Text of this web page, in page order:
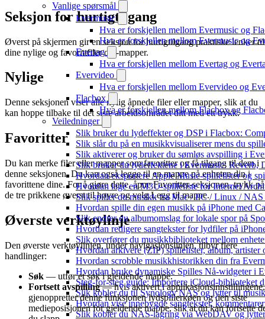
Vanlige spørsmål
Evermusic
Hva er forskjellen mellom Evermusic og
Hva er forskjellen mellom Evermusic og
Evertag
Hva er forskjellen mellom Evertag og
Evervideo
Hva er forskjellen mellom Evervideo og
Flacbox
Hva er forskjellen mellom Flacbox og
Veiledninger
Slik bruker du lydeffekter og DSP i Flacbox:
Slik slår du på en musikkvisualiserer mens du
Slik aktiverer og bruker du sømløs avspilling i
Slik bruker du lydeffektene i Evermusic: Reverb,
Hvordan eksportere Apple Music-spillelister og
Hvordan lage en M3U-spilleliste for Internet
Slik spiller du musikk fra Mac / PC / Linux /
Hvordan spille din egen musikk på iPhone med
Slik endrer du albumomslag for lokale spor på
Hvordan redigere sangtekster for lydfiler på
Slik overfører du musikkbiblioteket mellom
Hvordan arkivere (ZIP) spillelister, album,
Hvordan scrobble musikkhistorikken din fra
Hvordan bruke dynamiske Spilles Nå-widgeter i
Steg-for-steg guide: Importere iCloud-biblioteket
Slik kobler du til Synology NAS og lytter til
Hvordan vise innebygde sangtekster,
Slik kobler du NAS-lagring via WebDAV og
Seksjon for hurtigtilgang
Øverst på skjermen gir en seksjon for hurtigtilgang praktiske lenker til
dine nylige og favorittfiler og -mapper.
Nylige
Denne seksjonen viser alle nylig åpnede filer eller mapper, slik at du
kan hoppe tilbake til det siste arbeidsområdet ditt med ett trykk.
Favoritter
Du kan merke filer eller mapper som favoritter og få tilgang til dem i
denne seksjonen. Du kan også legge til en mappe på enheten din i
favorittene dine. For å gjøre dette, åpne Favoritter-seksjonen, trykk på
de tre prikkene øverst til høyre og velg Legg til mappe.
Øverste verktøylinje
Den øverste verktøylinjen, under navigasjonslinjen, tilbyr flere
handlinger:
Søk — utfør et søk i gjeldende mappe.
Fortsett avspilling— hvis aktivert i applikasjonsinnstillingene,
gjenoppretter denne funksjonen lydspillerkøen og den siste
medieposisjonen for gjeldende mappe, slik at du kan fortsette